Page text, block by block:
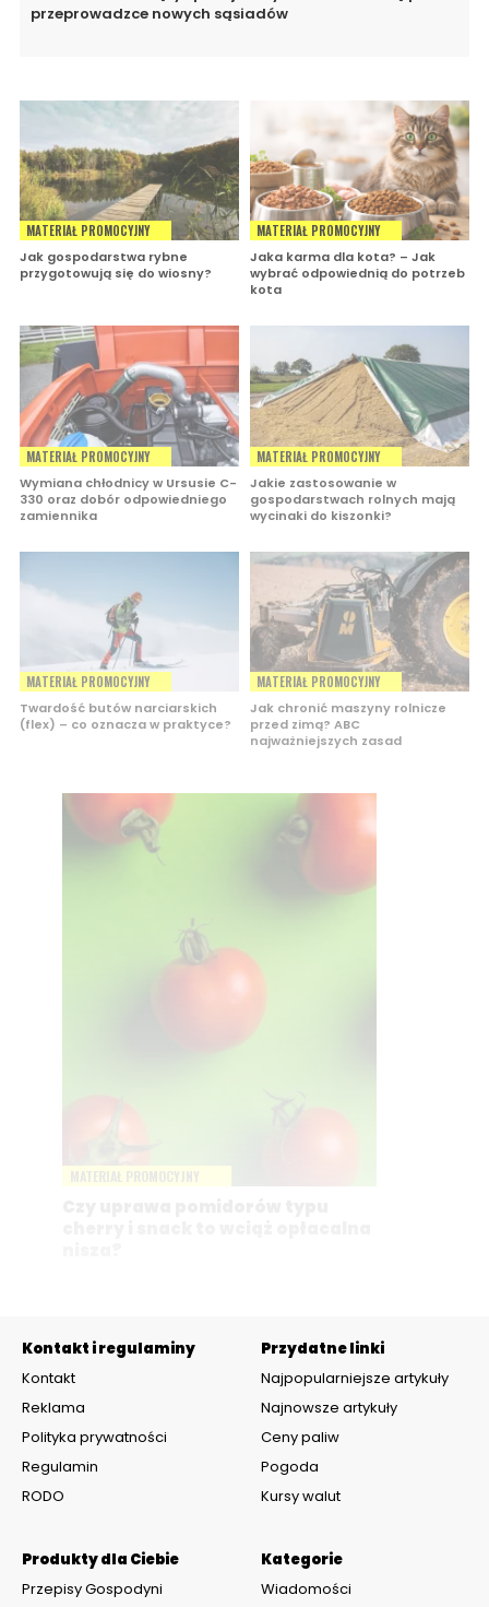
przeprowadzce nowych sąsiadów
MATERIAŁ PROMOCYJNY
Jak gospodarstwa rybne
przygotowują się do wiosny?
MATERIAŁ PROMOCYJNY
Jaka karma dla kota? – Jak
wybrać odpowiednią do potrzeb
kota
MATERIAŁ PROMOCYJNY
Wymiana chłodnicy w Ursusie C-
330 oraz dobór odpowiedniego
zamiennika
MATERIAŁ PROMOCYJNY
Jakie zastosowanie w
gospodarstwach rolnych mają
wycinaki do kiszonki?
MATERIAŁ PROMOCYJNY
Twardość butów narciarskich
(flex) – co oznacza w praktyce?
MATERIAŁ PROMOCYJNY
Jak chronić maszyny rolnicze
przed zimą? ABC
najważniejszych zasad
Kontakt i regulaminy
Kontakt
Reklama
Polityka prywatności
Regulamin
RODO
Kategorie
Wiadomości
Produkty dla Ciebie
Przepisy Gospodyni
Przydatne linki
Najpopularniejsze artykuły
Najnowsze artykuły
Ceny paliw
Pogoda
Kursy walut